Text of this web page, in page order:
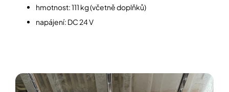
hmotnost: 111 kg (včetně doplňků)
napájení: DC 24 V